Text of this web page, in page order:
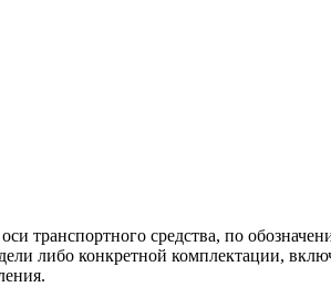
транспортного средства, по
либо конкретной комплектации,